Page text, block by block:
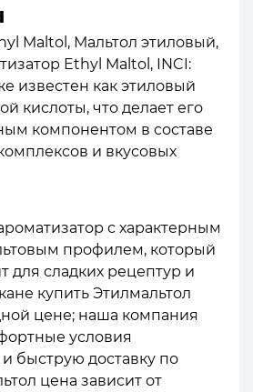
Maltol, Мальтол этиловый,
Ethyl Maltol, INCI:
известен как этиловый
кислоты, что делает его
компонентом в составе
и вкусовых
с характерным
профилем, который
для сладких рецептур и
купить Этилмальтол
цене; наша компания
условия
быструю доставку по
цена зависит от